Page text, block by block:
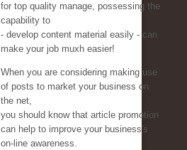
for top quality manage, possessing the
capability to
- develop content material easily - can
make your job muxh easier!
When you are considering making use
of posts to market your business on
the net,
you should know that article promotion
can help to improve your business's
on-line awareness.